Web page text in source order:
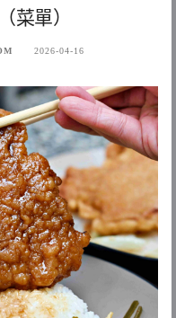
菜單）
2026-04-16